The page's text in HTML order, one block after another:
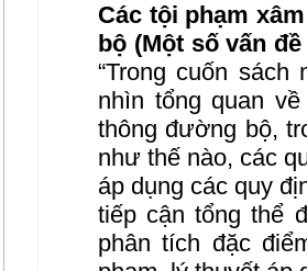
Các tội phạm
bộ (Một số vấn
“Trong cuốn
nhìn tổng quan
thông đường bộ,
như thế nào, các
áp dụng các quy
tiếp cận tổng thể
phân tích đặc